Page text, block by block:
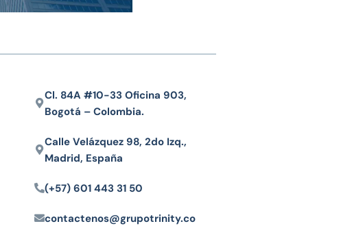
Cl. 84A #10-33 Oficina 903,
Bogotá – Colombia.
Calle Velázquez 98, 2do Izq.,
Madrid, España
(+57) 601 443 31 50
contactenos@grupotrinity.co